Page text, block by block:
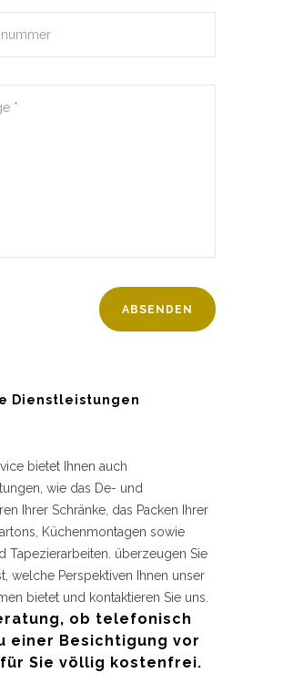
Dienstleistungen
bietet Ihnen auch
wie das De- und
Ihrer Schränke, das Packen Ihrer
Küchenmontagen sowie
Tapezierarbeiten. überzeugen Sie
welche Perspektiven Ihnen unser
bietet und kontaktieren Sie uns.
ob telefonisch
einer Besichtigung vor
Sie völlig kostenfrei.